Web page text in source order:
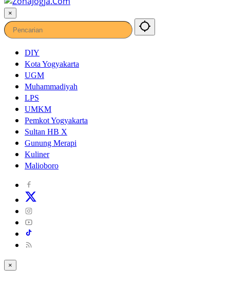
×
DIY
Kota Yogyakarta
UGM
Muhammadiyah
LPS
UMKM
Pemkot Yogyakarta
Sultan HB X
Gunung Merapi
Kuliner
Malioboro
×